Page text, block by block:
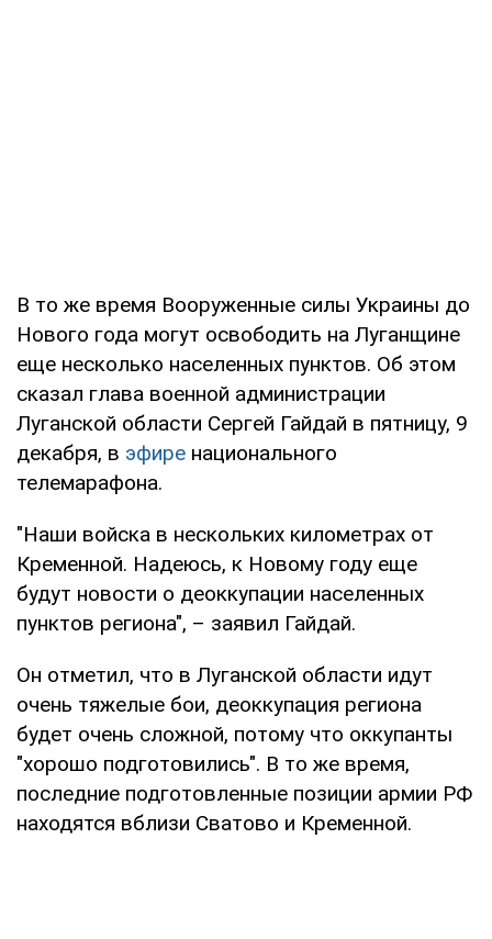
В то же время Вооруженные силы Украины до
Нового года могут освободить на Луганщине
еще несколько населенных пунктов. Об этом
сказал глава военной администрации
Луганской области Сергей Гайдай в пятницу, 9
декабря, в эфире национального
телемарафона.
"Наши войска в нескольких километрах от
Кременной. Надеюсь, к Новому году еще
будут новости о деоккупации населенных
пунктов региона", – заявил Гайдай.
Он отметил, что в Луганской области идут
очень тяжелые бои, деоккупация региона
будет очень сложной, потому что оккупанты
"хорошо подготовились". В то же время,
последние подготовленные позиции армии РФ
находятся вблизи Сватово и Кременной.